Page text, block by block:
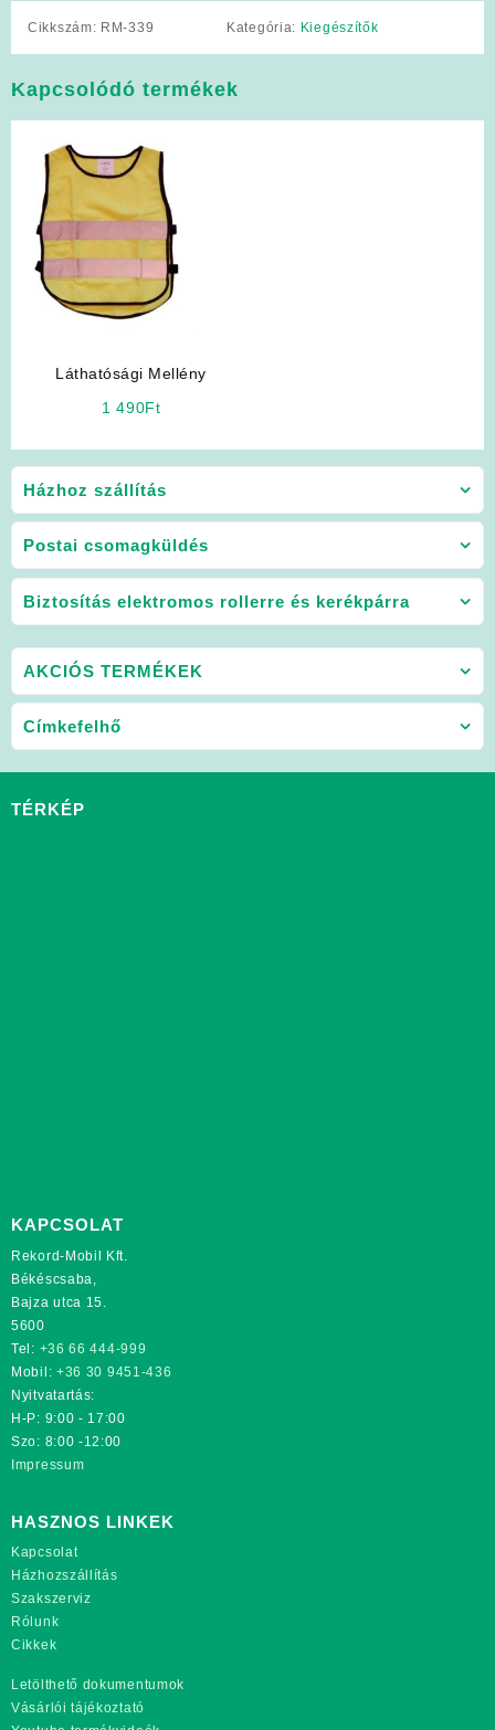
Házhoz szállítás
Postai csomagküldés
Biztosítás elektromos rollerre és kerékpárra
Cikkszám: RM-339 Kategória: Kiegészítők
Kapcsolódó termékek
Láthatósági Mellény
1 490Ft
AKCIÓS TERMÉKEK
Címkefelhő
TÉRKÉP
KAPCSOLAT
Rekord-Mobil Kft.
Békéscsaba,
Bajza utca 15.
5600
Tel: +36 66 444-999
Mobil: +36 30 9451-436
Nyitvatartás:
H-P: 9:00 - 17:00
Szo: 8:00 -12:00
Impressum
HASZNOS LINKEK
Kapcsolat
Házhozszállítás
Szakszerviz
Rólunk
Cikkek
Letölthető dokumentumok
Vásárlói tájékoztató